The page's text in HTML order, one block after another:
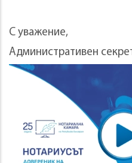
С уважение,
Административен